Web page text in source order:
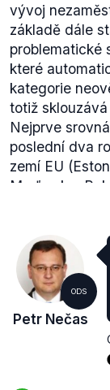
vývoj
základě dále
problematické
které
kategorie
totiž
Nejprve
poslední dva
zemí EU
Maďarsko,
nárůst
vzhledem k
případech pak
státu
Dále je
sezónních vlivů
kvartálech
ODS
Petr Nečas